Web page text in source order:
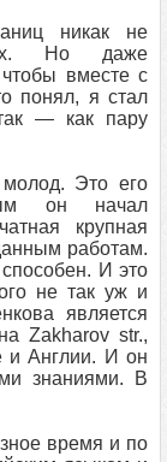
никак не
Но даже
вместе с
понял, я стал
— как пару
Это его
он начал
крупная
работам.
И это
не так уж и
является
Zakharov str.,
и Англии. И он
знаниями. В
время и по